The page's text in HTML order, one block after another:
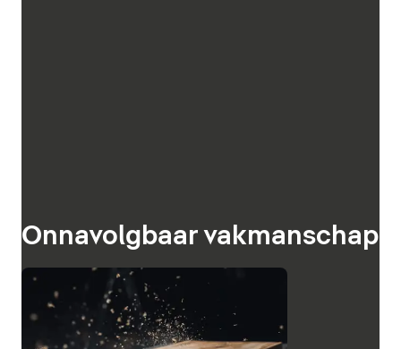
Onnavolgbaar vakmanschap